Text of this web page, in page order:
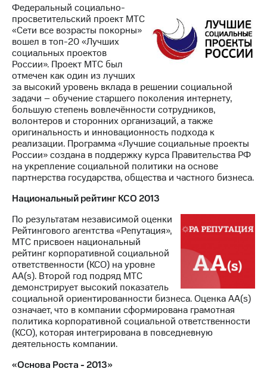
Федеральный социально-
просветительский проект МТС
«Сети все возрасты покорны»
вошел в топ-20 «Лучших
социальных проектов
России». Проект МТС был
отмечен как один из лучших
за высокий уровень вклада в решении социальной
задачи – обучение старшего поколения интернету,
большую степень вовлечённости сотрудников,
волонтеров и сторонних организаций, а также
оригинальность и инновационность подхода к
реализации. Программа «Лучшие социальные проекты
России» создана в поддержку курса Правительства РФ
на укрепление социальной политики на основе
партнерства государства, общества и частного бизнеса.
Национальный рейтинг КСО 2013
По результатам независимой оценки
Рейтингового агентства «Репутация»,
МТС присвоен национальный
рейтинг корпоративной социальной
ответственности (КСО) на уровне
AA(s). Второй год подряд МТС
демонстрирует высокий показатель
социальной ориентированности бизнеса. Оценка AA(s)
означает, что в компании сформирована грамотная
политика корпоративной социальной ответственности
(КСО), которая интегрирована в повседневную
деятельность компании.
«Основа Роста - 2013»